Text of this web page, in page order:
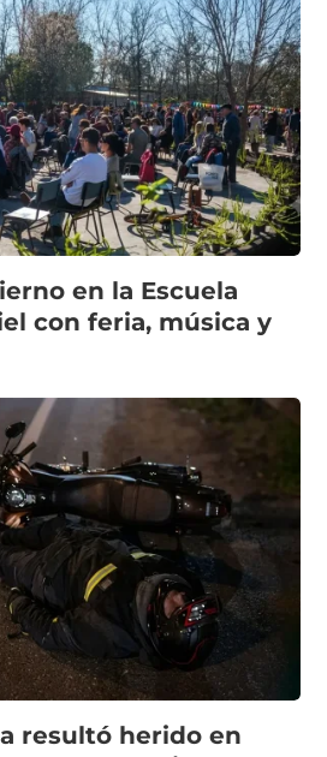
en la Escuela
con feria, música y
resultó herido en